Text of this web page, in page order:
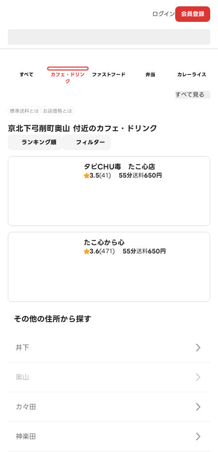
ログイン 会員登録
すべて
カフェ・ドリン
ク
ファストフード 弁当 カレーライス
すべて見る
標準送料とは お店価格とは
京北下弓削町奥山 付近のカフェ・ドリンク
ランキング順 フィルター
タピCHU毒 たこ心店
3.5(41) 55分送料650円
たこ心から心
3.6(471) 55分送料650円
その他の住所から探す
井下
奥山
カ々田
神楽田